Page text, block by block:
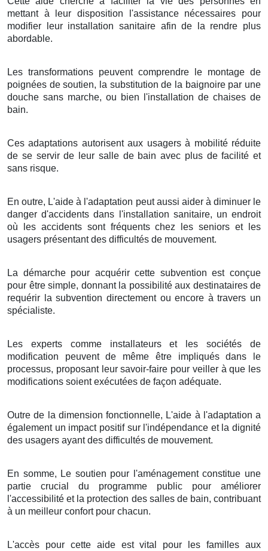
mettant à leur disposition l'assistance nécessaires pour
modifier leur installation sanitaire afin de la rendre plus
abordable.
Les transformations peuvent comprendre le montage de
poignées de soutien, la substitution de la baignoire par une
douche sans marche, ou bien l'installation de chaises de
bain.
Ces adaptations autorisent aux usagers à mobilité réduite
de se servir de leur salle de bain avec plus de facilité et
sans risque.
En outre, L'aide à l'adaptation peut aussi aider à diminuer le
danger d'accidents dans l'installation sanitaire, un endroit
où les accidents sont fréquents chez les seniors et les
usagers présentant des difficultés de mouvement.
La démarche pour acquérir cette subvention est conçue
pour être simple, donnant la possibilité aux destinataires de
requérir la subvention directement ou encore à travers un
spécialiste.
Les experts comme installateurs et les sociétés de
modification peuvent de même être impliqués dans le
processus, proposant leur savoir-faire pour veiller à que les
modifications soient exécutées de façon adéquate.
Outre de la dimension fonctionnelle, L'aide à l'adaptation a
également un impact positif sur l'indépendance et la dignité
des usagers ayant des difficultés de mouvement.
En somme, Le soutien pour l'aménagement constitue une
partie crucial du programme public pour améliorer
l'accessibilité et la protection des salles de bain, contribuant
à un meilleur confort pour chacun.
L'accès pour cette aide est vital pour les familles aux